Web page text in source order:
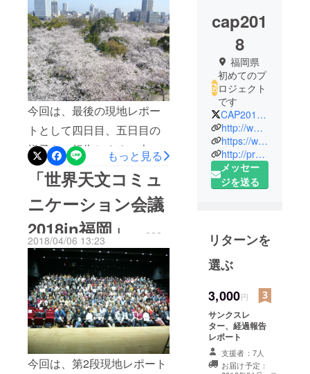
ト 第3弾―
今回は、最後の現地レポー
トとして四日目、五日目の
様子をご報告します。大幅
に遅れてのご報告となりま
したこと、お詫び申し上げ
ます。 扉写真は、最終日の
朝の福岡城址の展望台から
の風景です。城内の桜並木
の向こうに、福岡市内が見
えています。今回の大会の
モチーフには桜の花びらが
効果的に使われていました
が、大会開催と同時期に、
福岡城址では、桜祭りが盛
もっと見る
「世界天文コミュ
ニケーション会議
2018in福岡」
―現地中継レポー
ト 第２弾―
2018/04/06 13:23
今回は、第2段現地レポート
cap201
8
福岡県
初めてのプ
ロジェクト
です
CAP2018Fukuoka
http://www.communicatingastronomy.org/cap2018
https://www.facebook.com/CAPconference/
http://prc.nao.ac.jp/fukyu/cap2018
メッセー
ジを送る
リターンを
選ぶ
3,000円
サンクスレ
ター、経過報告
レポート
支援者：7人
お届け予定：